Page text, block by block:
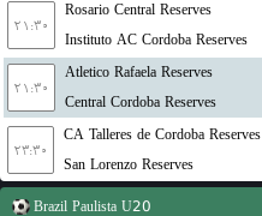
۲۱:۳۰
Rosario Central Reserves
Instituto AC Cordoba Reserves
۲۱:۳۰
Atletico Rafaela Reserves
Central Cordoba Reserves
۲۳:۳۰
CA Talleres de Cordoba Reserves
San Lorenzo Reserves
Brazil Paulista U20